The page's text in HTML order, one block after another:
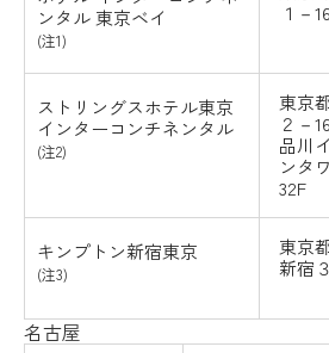
ンタル東京ベイ
(注1)
１－
ストリングスホテル東京
インターコンチネンタル
(注2)
東京
２－
品川
ンタ
32F
キンプトン新宿東京
(注3)
東京
新宿
名古屋